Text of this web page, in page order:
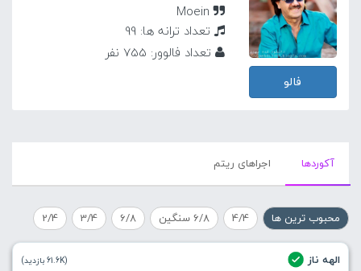
فالو
Moein
تعداد ترانه ها: 99
تعداد فالوور: 755 نفر
آکورد‌ها اجراهای ریتم
محبوب ترین ها 4/4 6/8 سنگین 6/8
3/4
2/4
الهه ناز (61.6K بازدید)